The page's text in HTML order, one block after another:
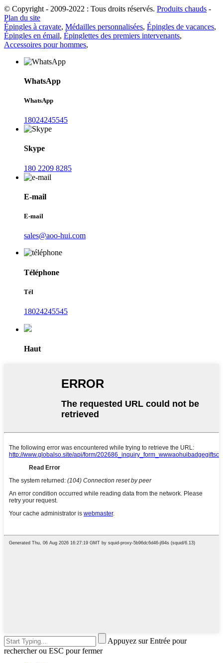
© Copyright - 2009-2022 : Tous droits réservés. Produits chauds -
Plan du site
Épingles à cravate, Médailles personnalisées, Épingles de vacances,
Épingles en émail, Épinglettes des premiers intervenants,
Accessoires pour hommes,
WhatsApp
WhatsApp
18024245545
Skype
180 2209 8285
E-mail
E-mail
sales@aoo-hui.com
Téléphone
Tél
18024245545
Haut
Appuyez sur Entrée pour
rechercher ou ESC pour fermer